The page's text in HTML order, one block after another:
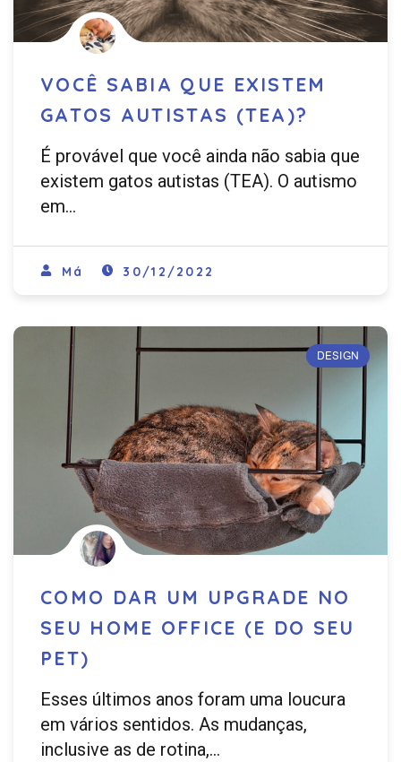
VOCÊ SABIA QUE EXISTEM
GATOS AUTISTAS (TEA)?
É provável que você ainda não sabia que
existem gatos autistas (TEA). O autismo
em…
Má 30/12/2022
DESIGN
COMO DAR UM UPGRADE NO
SEU HOME OFFICE (E DO SEU
PET)
Esses últimos anos foram uma loucura
em vários sentidos. As mudanças,
inclusive as de rotina,…